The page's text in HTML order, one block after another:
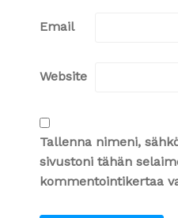
Email
Website
Tallenna nimeni,
sivustoni tähän
kommentointikertaa